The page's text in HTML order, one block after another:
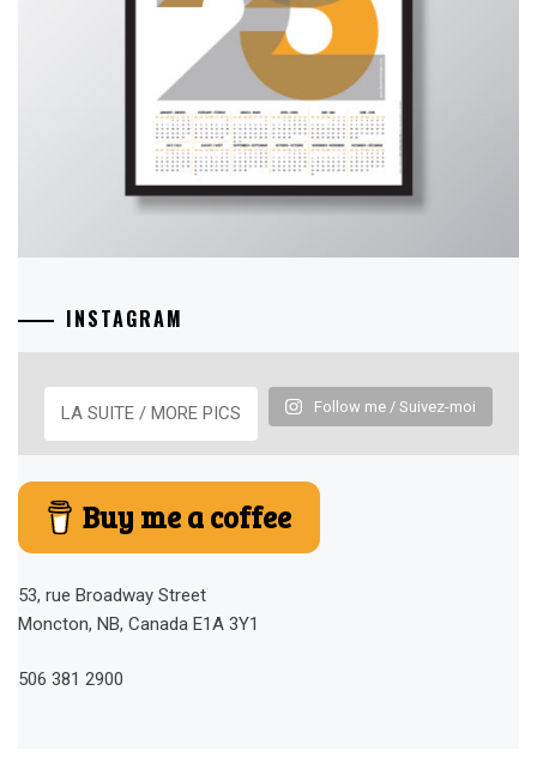
INSTAGRAM
LA SUITE / MORE PICS Follow me / Suivez-moi
Buy me a coffee
53, rue Broadway Street
Moncton, NB, Canada E1A 3Y1
506 381 2900